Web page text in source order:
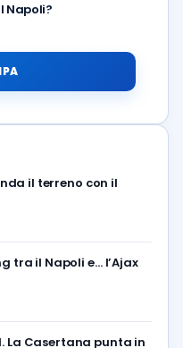
Napoli?
il terreno con il
tra il Napoli e… l’Ajax
La Casertana punta in